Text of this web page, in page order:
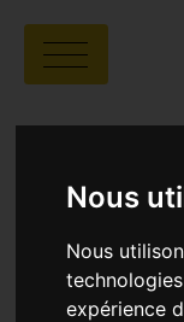
Nous
Nous
expérience